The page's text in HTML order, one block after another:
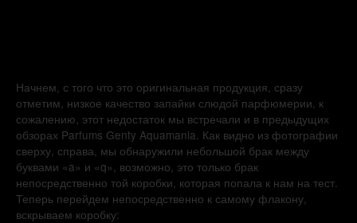
Начнем, с того что это оригинальная продукция, сразу
отметим, низкое качество запайки слюдой парфюмерии, к
сожалению, этот недостаток мы встречали и в предыдущих
обзорах Parfums Genty Aquamania. Как видно из фотографии
сверху, справа, мы обнаружили небольшой брак между
буквами «a» и «q», возможно, это только брак
непосредственно той коробки, которая попала к нам на тест.
Теперь перейдем непосредственно к самому флакону,
вскрываем коробку: